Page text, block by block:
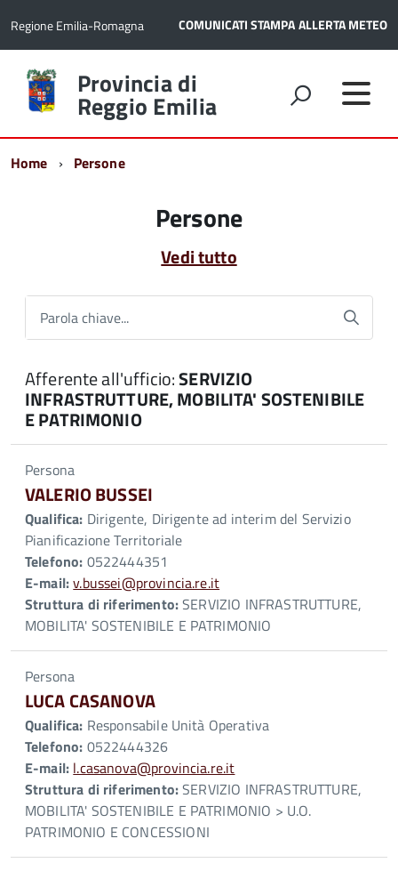
Regione Emilia-Romagna COMUNICATI STAMPAALLERTA METEO
Torna
alla
home
Provincia di
Reggio Emilia
Home Persone
Persone
Vedi tutto
Parola chiave...
Afferente all'ufficio:SERVIZIO
INFRASTRUTTURE, MOBILITA' SOSTENIBILE
E PATRIMONIO
Persona
VALERIO BUSSEI
Qualifica: Dirigente, Dirigente ad interim del Servizio
Pianificazione Territoriale
Telefono: 0522444351
E-mail:v.bussei@provincia.re.it
Struttura di riferimento:SERVIZIO INFRASTRUTTURE,
MOBILITA' SOSTENIBILE E PATRIMONIO
Persona
LUCA CASANOVA
Qualifica: Responsabile Unità Operativa
Telefono: 0522444326
E-mail: l.casanova@provincia.re.it
Struttura di riferimento:SERVIZIO INFRASTRUTTURE,
MOBILITA' SOSTENIBILE E PATRIMONIO > U.O.
PATRIMONIO E CONCESSIONI